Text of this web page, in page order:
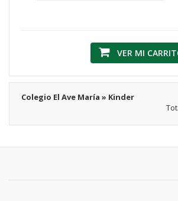
VER MI
Colegio El Ave María » Kinder